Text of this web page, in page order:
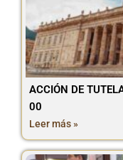
ACCIÓN DE
00
Leer más »